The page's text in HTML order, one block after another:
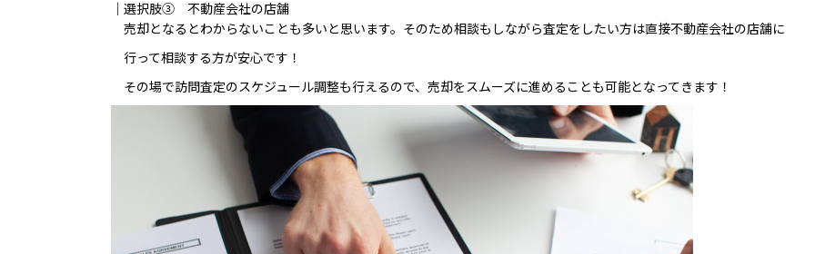
｜選択肢③ 不動産会社の店舗
売却となるとわからないことも多いと思います。そのため相談もしながら査定をしたい方は直接不動産会社の店舗に
行って相談する方が安心です！
その場で訪問査定のスケジュール調整も行えるので、売却をスムーズに進めることも可能となってきます！